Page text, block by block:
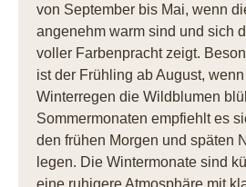
von September bis Mai, wenn
angenehm warm sind und sich
voller Farbenpracht zeigt.
ist der Frühling ab August,
Winterregen die Wildblumen
Sommermonaten empfiehlt es
den frühen Morgen und späten
legen. Die Wintermonate sind
eine ruhigere Atmosphäre mit